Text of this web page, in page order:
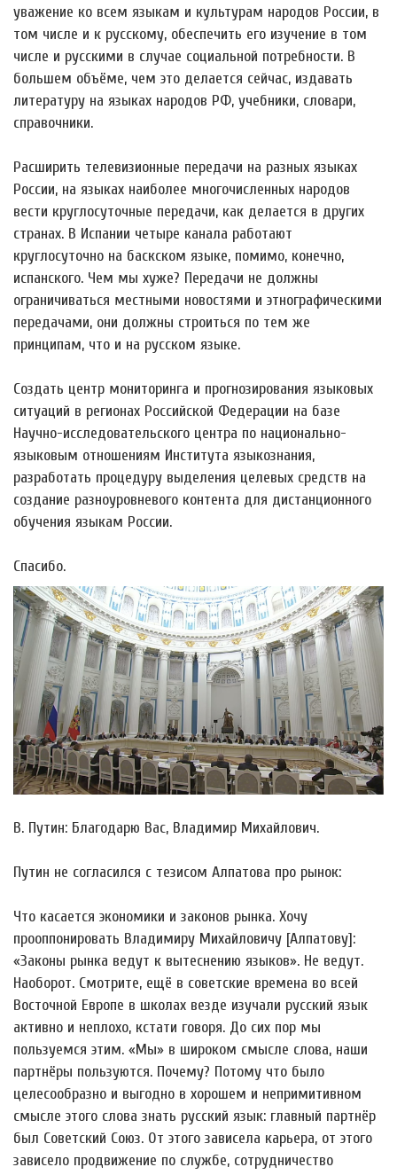
уважение ко всем языкам и культурам народов России, в
том числе и к русскому, обеспечить его изучение в том
числе и русскими в случае социальной потребности. В
большем объёме, чем это делается сейчас, издавать
литературу на языках народов РФ, учебники, словари,
справочники.
Расширить телевизионные передачи на разных языках
России, на языках наиболее многочисленных народов
вести круглосуточные передачи, как делается в других
странах. В Испании четыре канала работают
круглосуточно на баскском языке, помимо, конечно,
испанского. Чем мы хуже? Передачи не должны
ограничиваться местными новостями и этнографическими
передачами, они должны строиться по тем же
принципам, что и на русском языке.
Создать центр мониторинга и прогнозирования языковых
ситуаций в регионах Российской Федерации на базе
Научно-исследовательского центра по национально-
языковым отношениям Института языкознания,
разработать процедуру выделения целевых средств на
создание разноуровневого контента для дистанционного
обучения языкам России.
Спасибо.
В. Путин: Благодарю Вас, Владимир Михайлович.
Путин не согласился с тезисом Алпатова про рынок:
Что касается экономики и законов рынка. Хочу
прооппонировать Владимиру Михайловичу [Алпатову]:
«Законы рынка ведут к вытеснению языков». Не ведут.
Наоборот. Смотрите, ещё в советские времена во всей
Восточной Европе в школах везде изучали русский язык
активно и неплохо, кстати говоря. До сих пор мы
пользуемся этим. «Мы» в широком смысле слова, наши
партнёры пользуются. Почему? Потому что было
целесообразно и выгодно в хорошем и непримитивном
смысле этого слова знать русский язык: главный партнёр
был Советский Союз. От этого зависела карьера, от этого
зависело продвижение по службе, сотрудничество